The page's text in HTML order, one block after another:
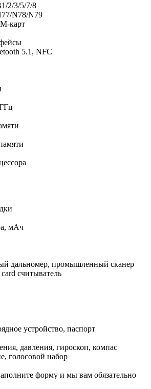
2/3/5/7/8
N78/N79
карт
5.1, NFC
мАч
дальномер, промышленный сканер
считыватель
устройство, паспорт
давления, гироскоп, компас
голосовой набор
форму и мы вам обязательно